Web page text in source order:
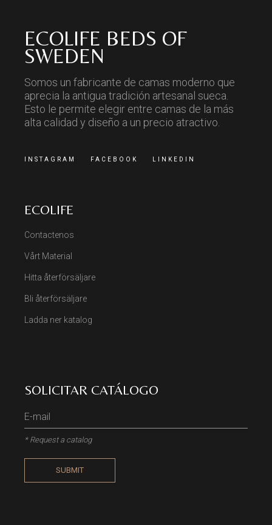
ECOLIFE BEDS OF
SWEDEN
Somos un fabricante de camas moderno que
aprecia la antigua tradición artesanal sueca.
Esto le permite elegir entre camas de la más
alta calidad y diseño a un precio atractivo.
INSTAGRAM FACEBOOK LINKEDIN
ECOLIFE
Contactenos
Vårt Material
Hitta återförsäljare
Bli återförsäljare
Ladda ner katalog
SOLICITAR CATÁLOGO
* Request a catalog
SUBMIT